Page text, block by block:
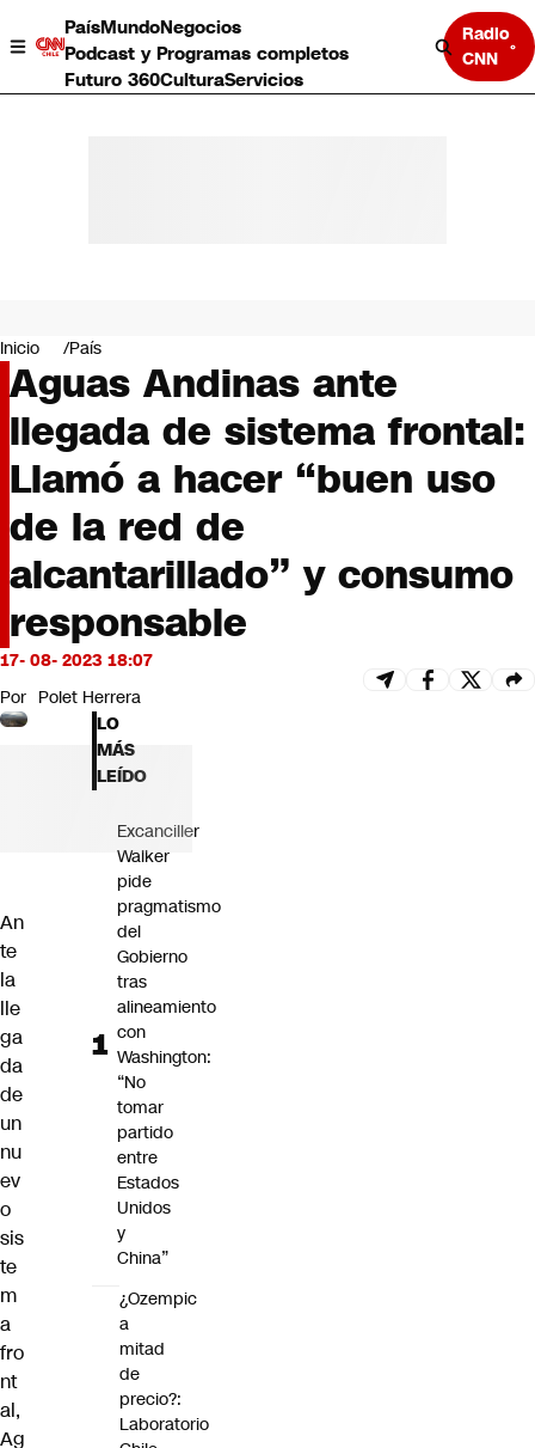
PaísMundoNegocios
Podcast y Programas completos
Futuro 360CulturaServicios
Radio
CNN
Negocios
Deportes
Programas completos
Cultura
Servicios
Bits
CNN tiempo
Futuro 360
Opinión
Inicio País
Aguas Andinas ante
llegada de sistema frontal:
Llamó a hacer “buen uso
de la red de
alcantarillado” y consumo
responsable
17- 08- 2023 18:07
Por Polet Herrera
An
te
la
lle
ga
da
de
un
nu
ev
o
sis
te
m
a
fro
nt
al,
Ag
LO
MÁS
LEÍDO
Excanciller
Walker
pide
pragmatismo
del
Gobierno
tras
alineamiento
con
Washington:
“No
tomar
partido
entre
Estados
Unidos
y
China”
¿Ozempic
a
mitad
de
precio?:
Laboratorio